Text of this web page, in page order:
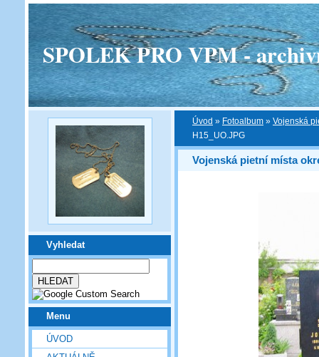
SPOLEK PRO VPM -
Vyhledat
Menu
ÚVOD
Úvod » Fotoalbum » Vojenská
H15_UO.JPG
Vojenská pietní místa